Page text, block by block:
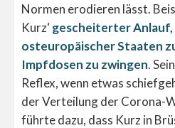
Normen erodieren lässt.
Kurz‘gescheiterter Anlauf,
osteuropäischer Staaten
Impfdosen zu zwingen.
Reflex, wenn etwas
der Verteilung der Corona-
führte dazu, dass Kurz in